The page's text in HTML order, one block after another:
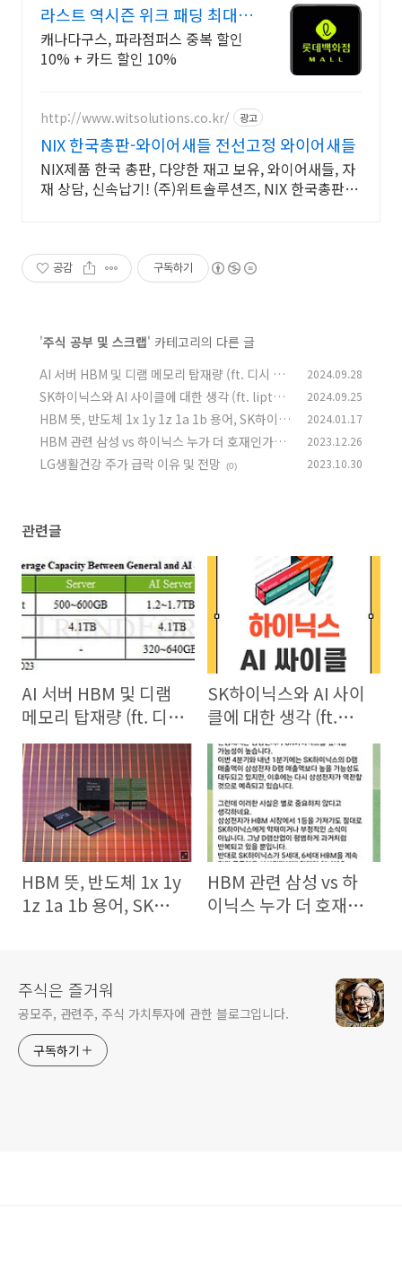
라스트 역시즌 위크 패딩 최대
74% 할인
캐나다구스, 파라점퍼스 중복 할인
10% + 카드 할인 10%
http://www.witsolutions.co.kr/ 광고
NIX 한국총판-와이어새들 전선고정 와이어새들
NIX제품 한국 총판, 다양한 재고 보유, 와이어새들, 자
재 상담, 신속납기! (주)위트솔루션즈, NIX 한국총판,
공감 구독하기
'주식 공부 및 스크랩' 카테고리의 다른 글
AI 서버 HBM 및 디램 메모리 탑재량 (ft. 디시 뿌
잉님)
(0)
2024.09.28
SK하이닉스와 AI 사이클에 대한 생각 (ft. lipton
ice님) (0)
2024.09.25
HBM 뜻, 반도체 1x 1y 1z 1a 1b 용어, SK하이닉
스 우시 공장 라인 전환
(0)
2024.01.17
HBM 관련 삼성 vs 하이닉스 누가 더 호재인가?
(0)
2023.12.26
LG생활건강 주가 급락 이유 및 전망 (0) 2023.10.30
관련글
AI 서버 HBM 및 디램
메모리 탑재량 (ft. 디시
뿌잉님)
SK하이닉스와 AI 사이
클에 대한 생각 (ft.
liptonice님)
HBM 뜻, 반도체 1x 1y
1z 1a 1b 용어, SK하이
HBM 관련 삼성 vs 하
이닉스 누가 더 호재인
주식은 즐거워
공모주, 관련주, 주식 가치투자에 관한 블로그입니다.
구독하기